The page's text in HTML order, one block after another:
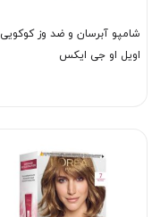
شامپو آبرسان و ضد وز کوکویی
اویل او جی ایکس